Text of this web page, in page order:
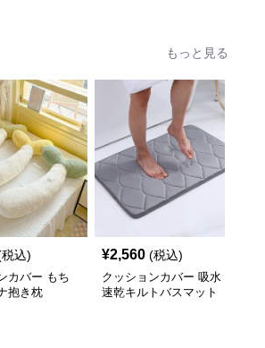
もっと見る
込)
カバー もち
抱き枕
¥2,560 (税込)
クッションカバー 吸水
速乾キルトバスマット